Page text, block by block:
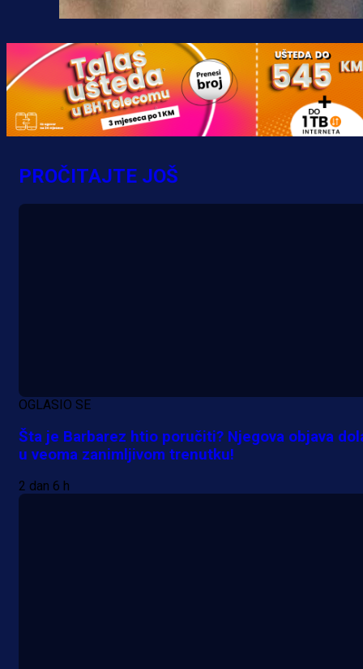
PROČITAJTE JOŠ
OGLASIO SE
Šta je Barbarez htio poručiti? Njegova objava
u veoma zanimljivom trenutku!
2 dan 6 h